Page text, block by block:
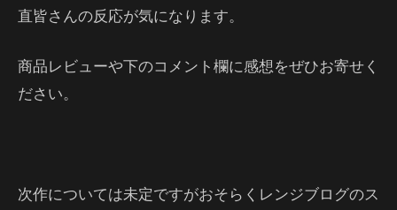
直皆さんの反応が気になります。
商品レビューや下のコメント欄に感想をぜひお寄せく
ださい。
次作については未定ですがおそらくレンジブログのス